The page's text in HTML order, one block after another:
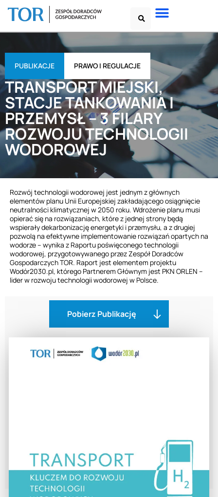
PUBLIKACJE PRAWO I REGULACJE
TRANSPORT MIEJSKI,
STACJE TANKOWANIA I
PRZEMYSŁ – 3 FILARY
ROZWOJU TECHNOLOGII
WODOROWEJ
Rozwój technologii wodorowej jest jednym z głównych
elementów planu Unii Europejskiej zakładającego osiągnięcie
neutralności klimatycznej w 2050 roku. Wdrożenie planu musi
opierać się na rozwiązaniach, które z jednej strony będą
wspierały dekarbonizację energetyki i przemysłu, a z drugiej
pozwolą na efektywne implementowanie rozwiązań opartych na
wodorze – wynika z Raportu poświęconego technologii
wodorowej, przygotowywanego przez Zespół Doradców
Gospodarczych TOR. Raport jest elementem projektu
Wodór2030.pl, którego Partnerem Głównym jest PKN ORLEN –
lider w rozwoju technologii wodorowej w Polsce.
Pobierz Publikację